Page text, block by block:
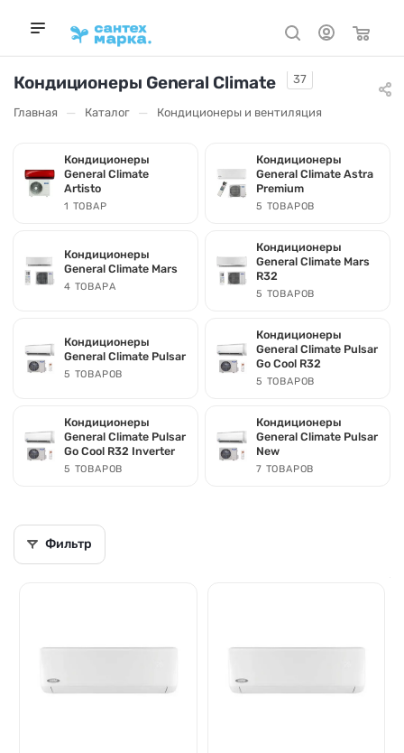
Кондиционеры General Climate 37
Главная — Каталог — Кондиционеры и вентиляция
Кондиционеры
General Climate
Artisto
1 ТОВАР
Кондиционеры
General Climate Astra
Premium
5 ТОВАРОВ
Кондиционеры
General Climate Mars
4 ТОВАРА
Кондиционеры
General Climate Mars
R32
5 ТОВАРОВ
Кондиционеры
General Climate Pulsar
5 ТОВАРОВ
Кондиционеры
General Climate Pulsar
Go Cool R32
5 ТОВАРОВ
Кондиционеры
General Climate Pulsar
Go Cool R32 Inverter
5 ТОВАРОВ
Кондиционеры
General Climate Pulsar
New
7 ТОВАРОВ
Фильтр